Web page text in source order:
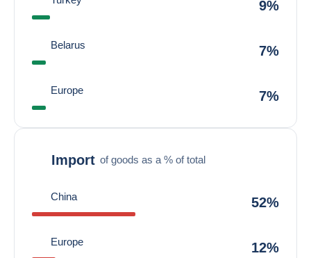
9%
Belarus 7%
Europe 7%
Import of goods as a % of total
China 52%
Europe 12%